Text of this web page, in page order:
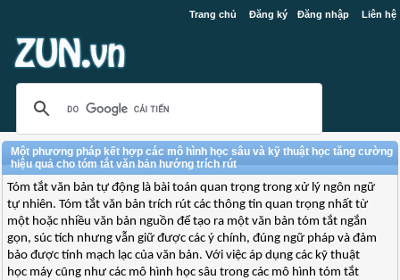
Trang chủ Đăng ký Đăng nhập Liên hệ
Một phương pháp kết hợp các mô hình học sâu và kỹ thuật học tăng cường
hiệu quả cho tóm tắt văn bản hướng trích rút
Tóm tắt văn bản tự động là bài toán quan trọng trong xử lý ngôn ngữ
tự nhiên. Tóm tắt văn bản trích rút các thông tin quan trọng nhất từ
một hoặc nhiều văn bản nguồn để tạo ra một văn bản tóm tắt ngắn
gọn, súc tích nhưng vẫn giữ được các ý chính, đúng ngữ pháp và đảm
bảo được tính mạch lạc của văn bản. Với việc áp dụng các kỹ thuật
học máy cũng như các mô hình học sâu trong các mô hình tóm tắt